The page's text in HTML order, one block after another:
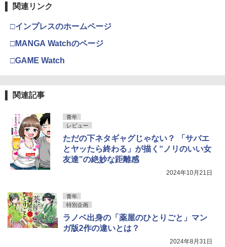
5
5
【楽天ブックス限定特典】教育番組 タマ
1st写真集 げんじつとうひ(トレーディン
月29日発売] [雑誌]
￥400
5
4
￥1,100
4
￥-
￥3,960
5
関連リンク
□インプレスのホームページ
□MANGA Watchのページ
□GAME Watch
関連記事
青年
レビュー
ただの下ネタギャグじゃない？ 「サバエ
とヤッたら終わる」が描く“ノリのいい女
友達”の絶妙な距離感
2024年10月21日
青年
特別企画
ラノベ出身の「薬屋のひとりごと」マン
ガ版2作の違いとは？
2024年8月31日